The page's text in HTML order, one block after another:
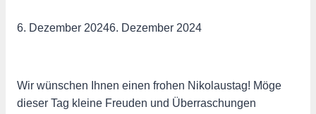
6. Dezember 20246. Dezember 2024
Wir wünschen Ihnen einen frohen Nikolaustag! Möge
dieser Tag kleine Freuden und Überraschungen